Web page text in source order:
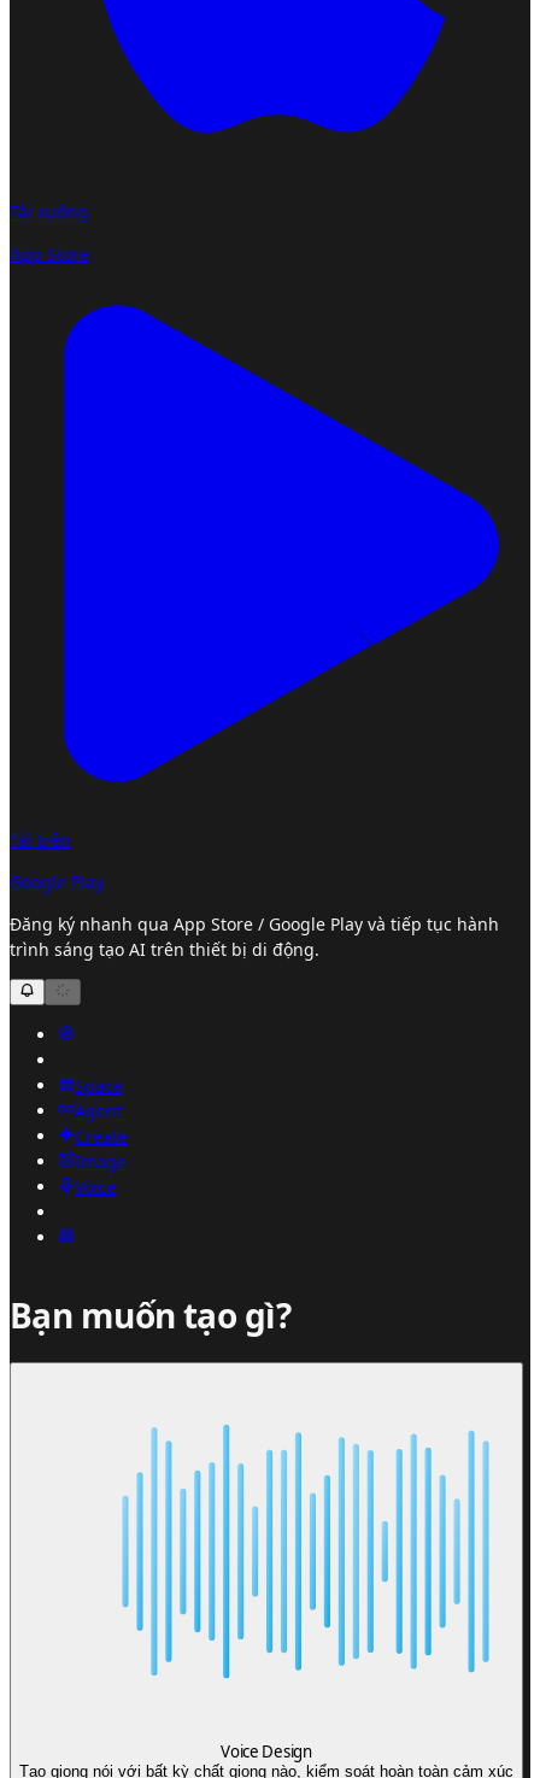
Tải xuống
App Store
Tải trên
Google Play
Đăng ký nhanh qua App Store / Google Play và tiếp tục hành
trình sáng tạo AI trên thiết bị di động.
Space
Agent
Create
Image
Voice
Bạn muốn tạo gì?
Voice Design
Tạo giọng nói với bất kỳ chất giọng nào, kiểm soát hoàn toàn cảm xúc